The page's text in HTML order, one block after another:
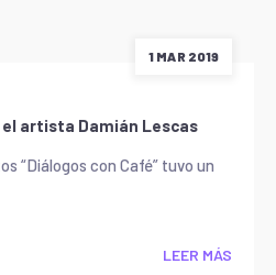
1 MAR 2019
artista Damián Lescas
“Diálogos con Café” tuvo un
LEER MÁS